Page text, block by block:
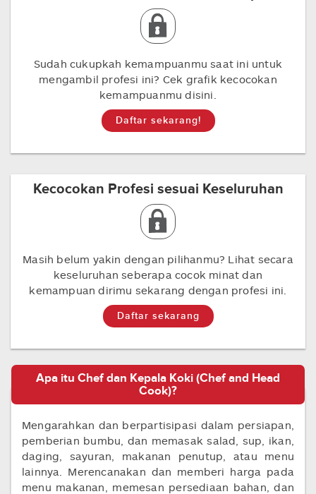
Sudah cukupkah kemampuanmu saat ini untuk
mengambil profesi ini? Cek grafik kecocokan
kemampuanmu disini.
Daftar sekarang!
Kecocokan Profesi sesuai Keseluruhan
Masih belum yakin dengan pilihanmu? Lihat secara
keseluruhan seberapa cocok minat dan
kemampuan dirimu sekarang dengan profesi ini.
Daftar sekarang
Apa itu Chef dan Kepala Koki (Chef and Head
Cook)?
Mengarahkan dan berpartisipasi dalam persiapan,
pemberian bumbu, dan memasak salad, sup, ikan,
daging, sayuran, makanan penutup, atau menu
lainnya. Merencanakan dan memberi harga pada
menu makanan, memesan persediaan bahan, dan